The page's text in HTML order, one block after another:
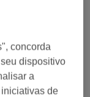
desde € 60
concorda
dispositivo
a
de